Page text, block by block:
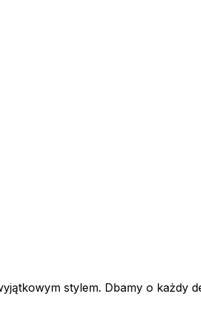
stylem. Dbamy o każdy